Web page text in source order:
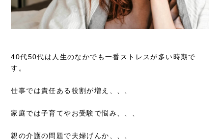
40代50代は人生のなかでも一番ストレスが多い時期で
す。
仕事では責任ある役割が増え、、、
家庭では子育てやお受験で悩み、、、
親の介護の問題で夫婦げんか、、、